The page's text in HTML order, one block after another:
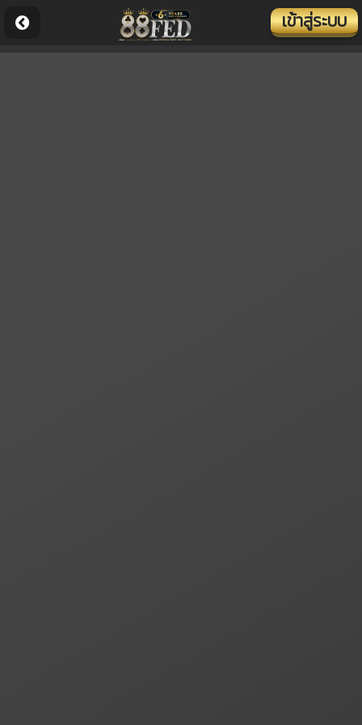
เข้าสู่ระบบ